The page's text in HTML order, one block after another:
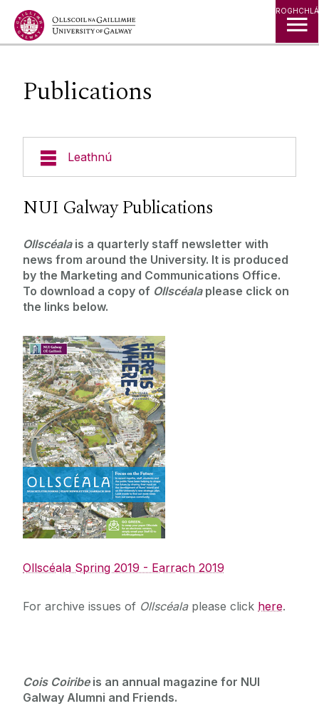
Léim go Ábhar
Publications
Leathnú
Experts Directory
Filming on Campus
Publications
Nuacht & Imeachtaí
Straitéis 2020-2025
NUI Galway Publications
‌Ollscéalais a quarterly staff newsletter with
news from around the University. It is produced
by the Marketing and Communications Office.
To download a copy of Ollscéalaplease click on
the links below.
Ollscéala Spring 2019 - Earrach 2019
For archive issues of Ollscéalaplease click here.
Cois Coiribeis an annual magazine for NUI
Galway Alumni and Friends.